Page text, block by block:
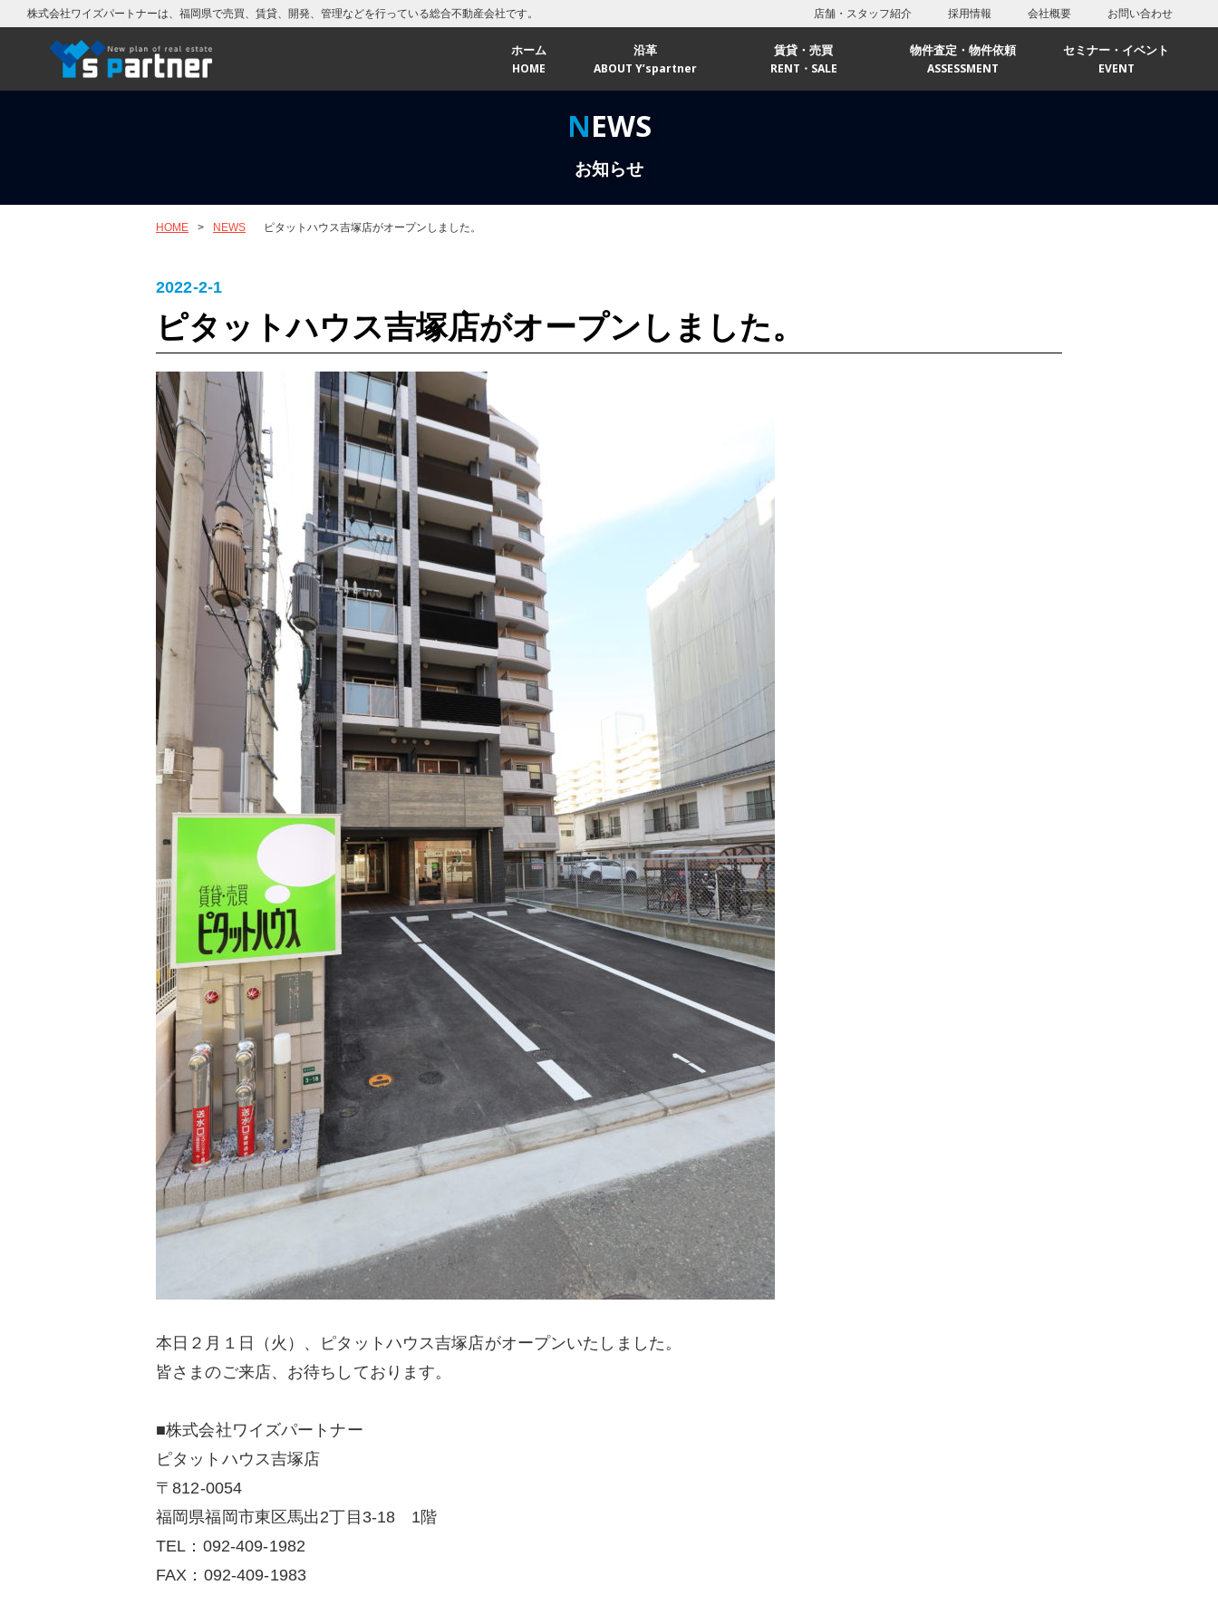
株式会社ワイズパートナーは、福岡県で売買、賃貸、開発、管理などを行っている総合不動産会社です。 店舗・スタッフ紹介 採用情報 会社概要 お問い合わせ
ホーム
HOME
沿革
ABOUT Y’spartner
賃貸・売買
RENT・SALE
物件査定・物件依頼
ASSESSMENT
セミナー・イベント
EVENT
NEWS
お知らせ
HOME > NEWS ピタットハウス吉塚店がオープンしました。
2022-2-1
ピタットハウス吉塚店がオープンしました。
本日２月１日（火）、ピタットハウス吉塚店がオープンいたしました。
皆さまのご来店、お待ちしております。
■株式会社ワイズパートナー
ピタットハウス吉塚店
〒812-0054
福岡県福岡市東区馬出2丁目3-18 1階
TEL：092-409-1982
FAX：092-409-1983